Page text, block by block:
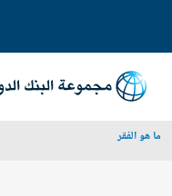
ما هو الفقر